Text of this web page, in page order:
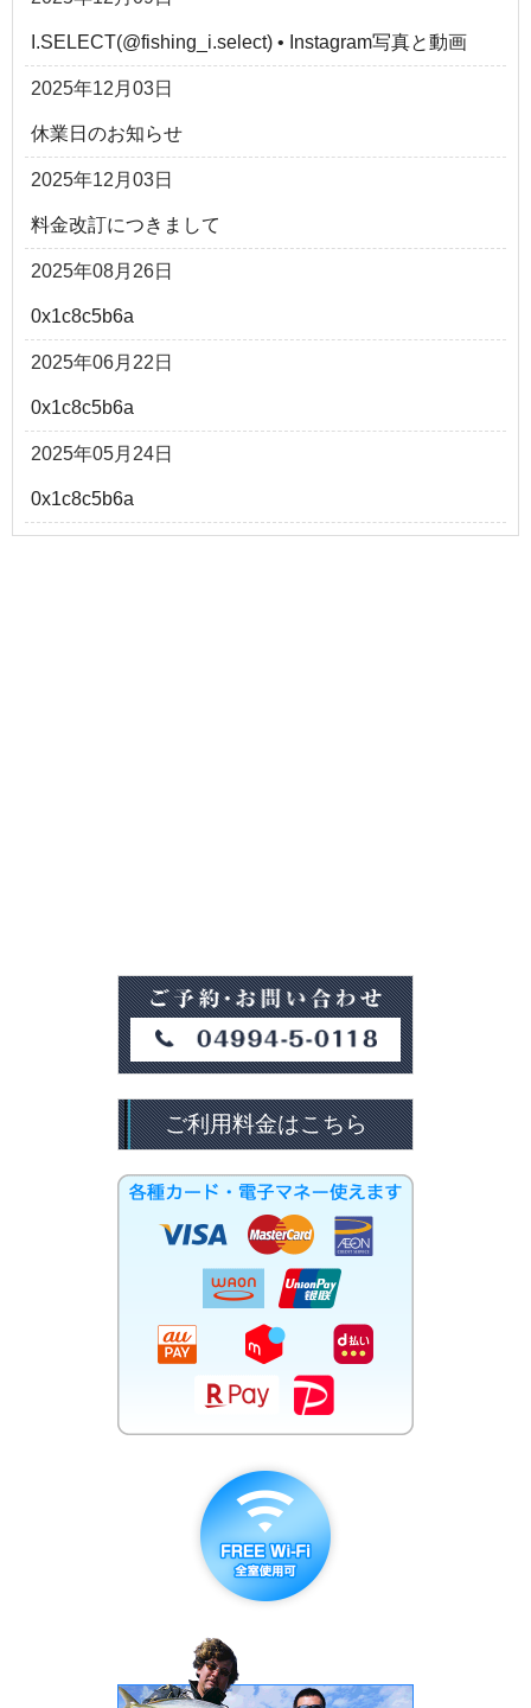
I.SELECT(@fishing_i.select) • Instagram写真と動画
2025年12月03日
休業日のお知らせ
2025年12月03日
料金改訂につきまして
2025年08月26日
0x1c8c5b6a
2025年06月22日
0x1c8c5b6a
2025年05月24日
0x1c8c5b6a
ご利用料金はこちら